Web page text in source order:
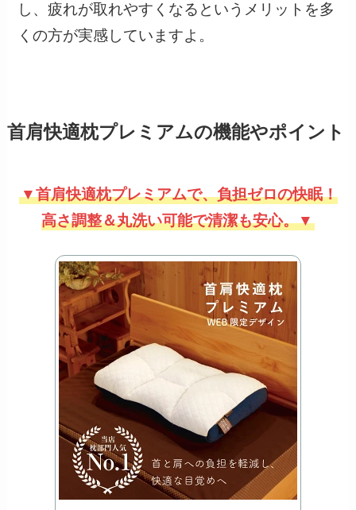
し、疲れが取れやすくなるというメリットを多
くの方が実感していますよ。
首肩快適枕プレミアムの機能やポイント
▼首肩快適枕プレミアムで、負担ゼロの快眠！
高さ調整＆丸洗い可能で清潔も安心。▼